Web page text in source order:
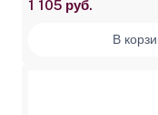
1 105 руб.
В